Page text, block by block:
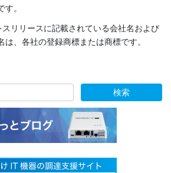
。
リリースに記載されている会社名および
は、各社の登録商標または商標です。